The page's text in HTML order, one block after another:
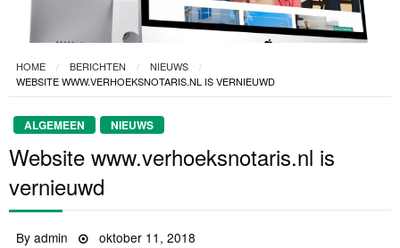
HOME BERICHTEN
NIEUWS
WEBSITE WWW.VERHOEKSNOTARIS.NL IS VERNIEUWD
ALGEMEEN NIEUWS
Website www.verhoeksnotaris.nl is
vernieuwd
Byadmin
Posted
oktober 11, 2018